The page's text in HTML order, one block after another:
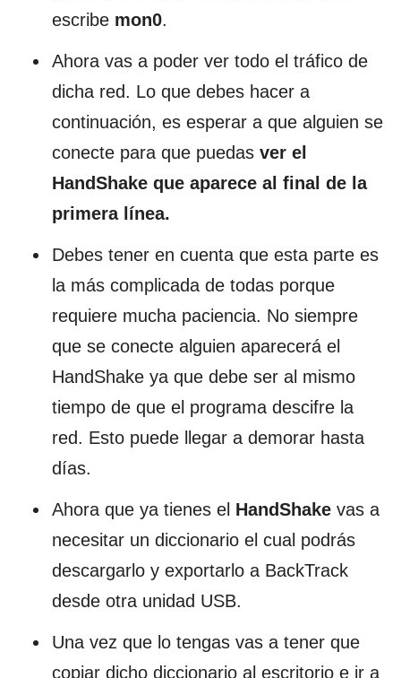
escribe mon0.
Ahora vas a poder ver todo el tráfico de
dicha red. Lo que debes hacer a
continuación, es esperar a que alguien se
conecte para que puedas ver el
HandShake que aparece al final de la
primera línea.
Debes tener en cuenta que esta parte es
la más complicada de todas porque
requiere mucha paciencia. No siempre
que se conecte alguien aparecerá el
HandShake ya que debe ser al mismo
tiempo de que el programa descifre la
red. Esto puede llegar a demorar hasta
días.
Ahora que ya tienes el HandShake vas a
necesitar un diccionario el cual podrás
descargarlo y exportarlo a BackTrack
desde otra unidad USB.
Una vez que lo tengas vas a tener que
copiar dicho diccionario al escritorio e ir a